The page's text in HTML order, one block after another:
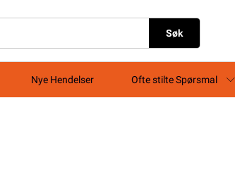
Søk
Nye Hendelser Ofte stilte Spørsmal